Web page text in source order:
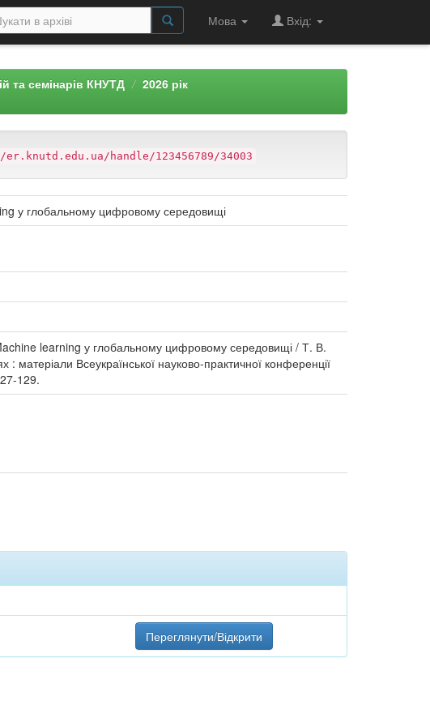
Мова Вхід:
та семінарів КНУТД
2026 рік
handle/123456789/34003
у глобальному цифровому середовищі
learning у глобальному цифровому середовищі / Т. В.
матеріали Всеукраїнської науково-практичної конференції
129.
Переглянути/Відкрити